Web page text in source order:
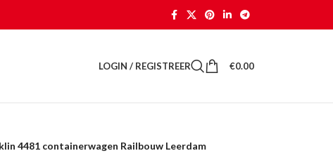
LOGIN / REGISTREER €0.00
4481 containerwagen Railbouw Leerdam